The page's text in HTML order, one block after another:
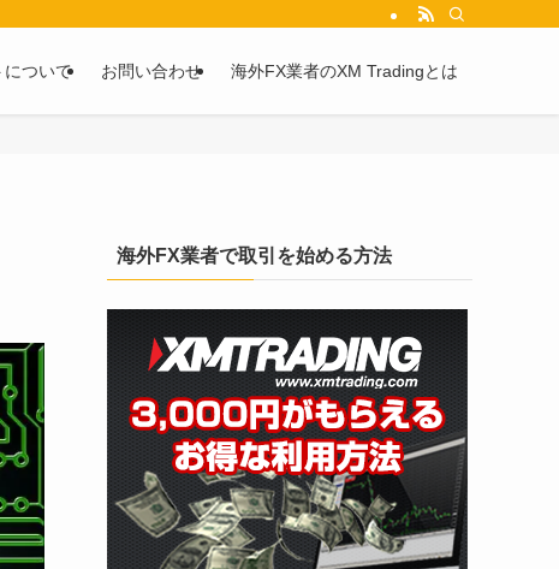
評判を2chや5chからピックアップしています。
について お問い合わせ 海外FX業者のXM Tradingとは
海外FX業者で取引を始める方法